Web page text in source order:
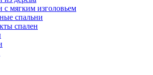
с мягким изголовьем
спальни
спален